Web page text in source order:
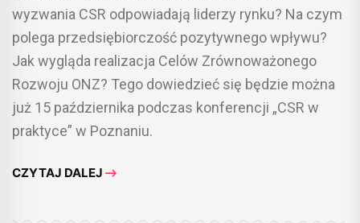
wyzwania CSR odpowiadają liderzy rynku? Na czym
polega przedsiębiorczość pozytywnego wpływu?
Jak wygląda realizacja Celów Zrównoważonego
Rozwoju ONZ? Tego dowiedzieć się będzie można
już 15 października podczas konferencji „CSR w
praktyce” w Poznaniu.
CZYTAJ DALEJ